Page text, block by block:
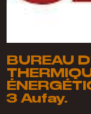
BUREAU
3 Aufay.